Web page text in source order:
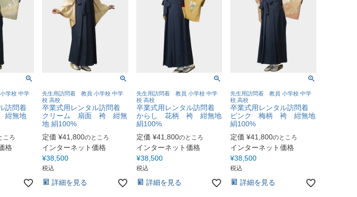
学校 中学
訪問着
無地
ころ
格
先生用訪問着 教員 小学校 中学
校 高校
卒業式用レンタル訪問着
クリーム 扇面 袴 紺無
地 絹100%
定価 ¥41,800のところ
インターネット価格
¥38,500
税込
詳細を見る
先生用訪問着 教員 小学校 中学
校 高校
卒業式用レンタル訪問着
からし 花柄 袴 紺無地
絹100%
定価 ¥41,800のところ
インターネット価格
¥38,500
税込
詳細を見る
先生用訪問着 教員 小学校 中学
校 高校
卒業式用レンタル訪問着
ピンク 梅柄 袴 紺無地
絹100%
定価 ¥41,800のところ
インターネット価格
¥38,500
税込
詳細を見る